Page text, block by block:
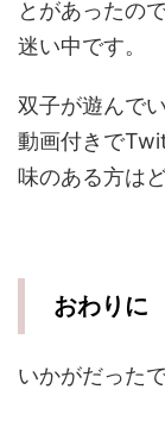
とがあったの
迷い中です。
双子が遊んで
動画付きで
味のある方は
おわりに
いかがだった